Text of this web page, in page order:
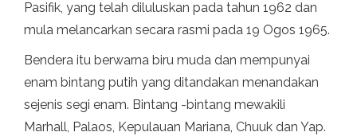
Pasifik, yang telah diluluskan pada tahun 1962 dan
mula melancarkan secara rasmi pada 19 Ogos 1965.
Bendera itu berwarna biru muda dan mempunyai
enam bintang putih yang ditandakan menandakan
sejenis segi enam. Bintang -bintang mewakili
Marhall, Palaos, Kepulauan Mariana, Chuuk dan Yap.